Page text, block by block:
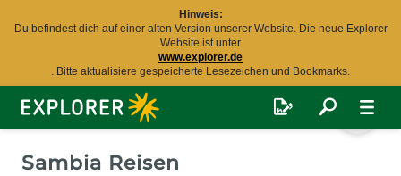
Hinweis:
Du befindest dich auf einer alten Version unserer Website. Die neue Explorer
Website ist unter
www.explorer.de
. Bitte aktualisiere gespeicherte Lesezeichen und Bookmarks.
Explorer
Fernreisen
Sambia Reisen